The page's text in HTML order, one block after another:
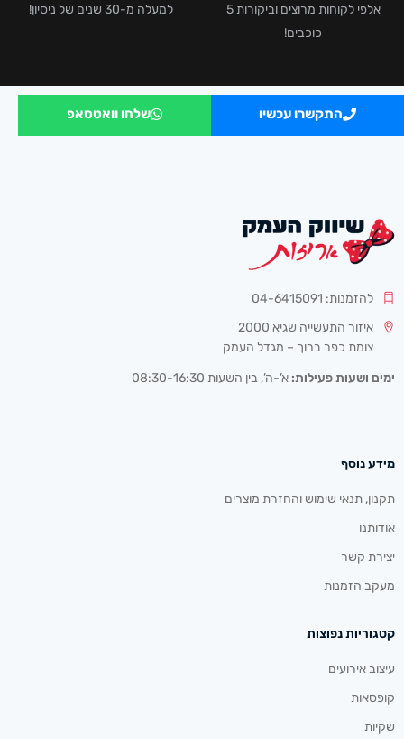
אלפי לקוחות מרוצים וביקורות 5
כוכבים!
למעלה מ-30 שנים של ניסיון!
התקשרו עכשיו שלחו וואטסאפ
להזמנות: 04-6415091
איזור התעשייה שגיא 2000
צומת כפר ברוך – מגדל העמק
ימים ושעות פעילות: א’-ה’, בין השעות 08:30-16:30
מידע נוסף
תקנון, תנאי שימוש והחזרת מוצרים
אודותנו
יצירת קשר
מעקב הזמנות
קטגוריות נפוצות
עיצוב אירועים
קופסאות
שקיות